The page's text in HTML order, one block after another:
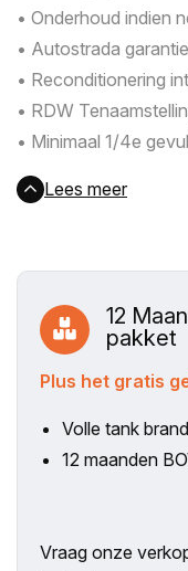
• Onderhoud indien
• Autostrada garantie
• Reconditionering
• RDW
• Minimaal 1/4e
• Aantrekkelijke
Lees meer
12
pakket
Plus het gratis
Volle tank
12 maanden
Vraag onze